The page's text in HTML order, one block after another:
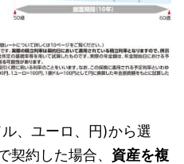
、ユーロ、円)から選
契約した場合、 資産を複